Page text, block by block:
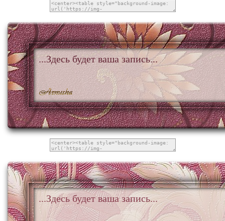
...Здесь будет ваша запись...
...Здесь будет ваша запись...